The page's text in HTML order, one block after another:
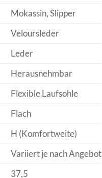
Mokassin, Slipper
Veloursleder
Leder
Herausnehmbar
Flexible Laufsohle
Flach
H (Komfortweite)
Variiert je nach Angebot
37,5